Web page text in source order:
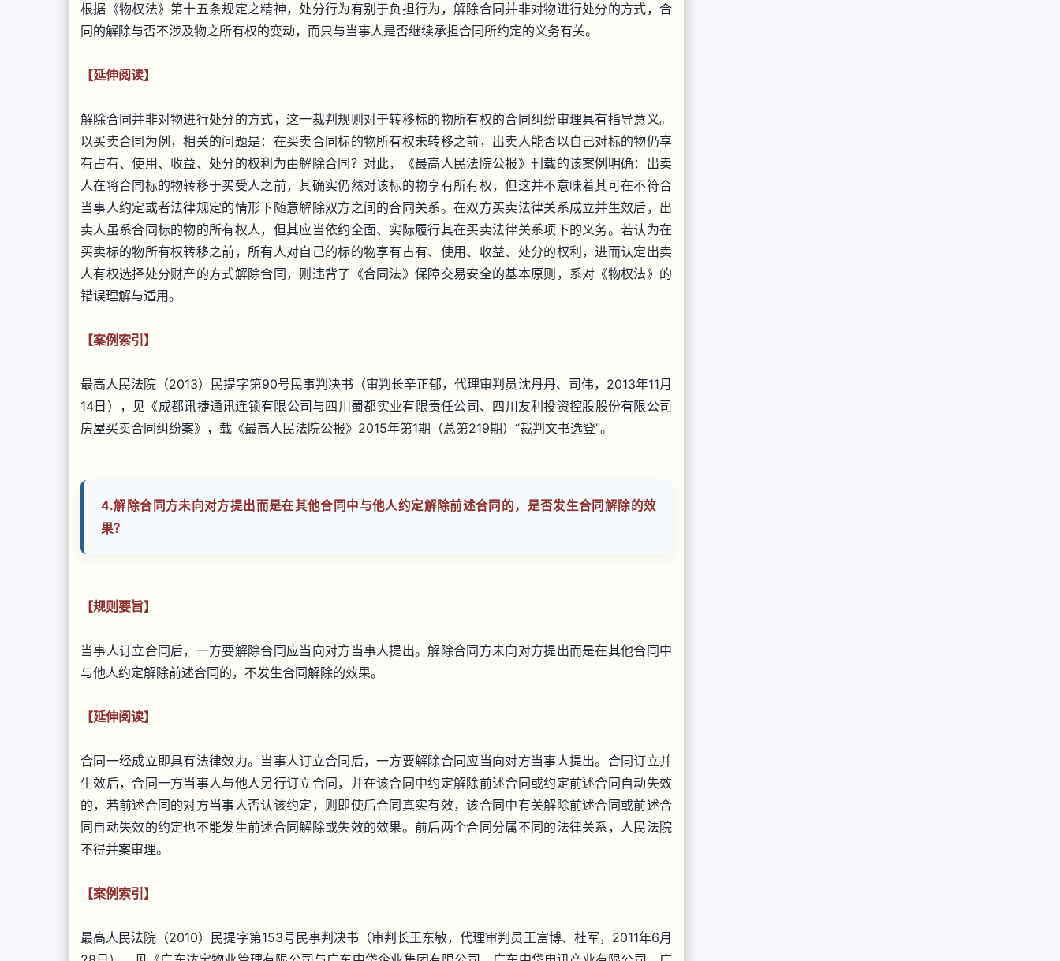
根据《物权法》第十五条规定之精神，处分行为有别于负担行为，解除合同并非对物进行处分的方式，合
同的解除与否不涉及物之所有权的变动，而只与当事人是否继续承担合同所约定的义务有关。
【延伸阅读】
解除合同并非对物进行处分的方式，这一裁判规则对于转移标的物所有权的合同纠纷审理具有指导意义。
以买卖合同为例，相关的问题是：在买卖合同标的物所有权未转移之前，出卖人能否以自己对标的物仍享
有占有、使用、收益、处分的权利为由解除合同？对此，《最高人民法院公报》刊载的该案例明确：出卖
人在将合同标的物转移于买受人之前，其确实仍然对该标的物享有所有权，但这并不意味着其可在不符合
当事人约定或者法律规定的情形下随意解除双方之间的合同关系。在双方买卖法律关系成立并生效后，出
卖人虽系合同标的物的所有权人，但其应当依约全面、实际履行其在买卖法律关系项下的义务。若认为在
买卖标的物所有权转移之前，所有人对自己的标的物享有占有、使用、收益、处分的权利，进而认定出卖
人有权选择处分财产的方式解除合同，则违背了《合同法》保障交易安全的基本原则，系对《物权法》的
错误理解与适用。
【案例索引】
最高人民法院（2013）民提字第90号民事判决书（审判长辛正郁，代理审判员沈丹丹、司伟，2013年11月
14日），见《成都讯捷通讯连锁有限公司与四川蜀都实业有限责任公司、四川友利投资控股股份有限公司
房屋买卖合同纠纷案》，载《最高人民法院公报》2015年第1期（总第219期）“裁判文书选登”。
4.解除合同方未向对方提出而是在其他合同中与他人约定解除前述合同的，是否发生合同解除的效
果？
【规则要旨】
当事人订立合同后，一方要解除合同应当向对方当事人提出。解除合同方未向对方提出而是在其他合同中
与他人约定解除前述合同的，不发生合同解除的效果。
【延伸阅读】
合同一经成立即具有法律效力。当事人订立合同后，一方要解除合同应当向对方当事人提出。合同订立并
生效后，合同一方当事人与他人另行订立合同，并在该合同中约定解除前述合同或约定前述合同自动失效
的，若前述合同的对方当事人否认该约定，则即使后合同真实有效，该合同中有关解除前述合同或前述合
同自动失效的约定也不能发生前述合同解除或失效的效果。前后两个合同分属不同的法律关系，人民法院
不得并案审理。
【案例索引】
最高人民法院（2010）民提字第153号民事判决书（审判长王东敏，代理审判员王富博、杜军，2011年6月